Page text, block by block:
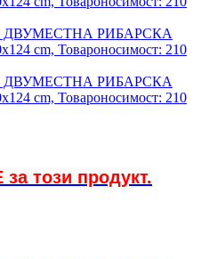
този продукт.